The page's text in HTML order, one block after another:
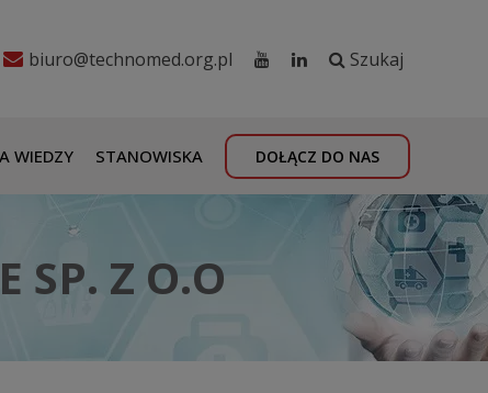
biuro@technomed.org.pl Szukaj
WIEDZY STANOWISKA DOŁĄCZ DO NAS
SP. Z O.O